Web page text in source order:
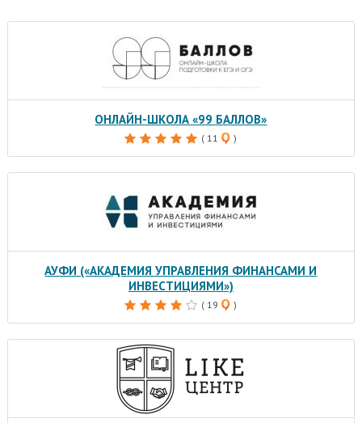
ОНЛАЙН-ШКОЛА «99 БАЛЛОВ»
( 11 )
АУФИ («АКАДЕМИЯ УПРАВЛЕНИЯ ФИНАНСАМИ И
ИНВЕСТИЦИЯМИ»)
( 19 )